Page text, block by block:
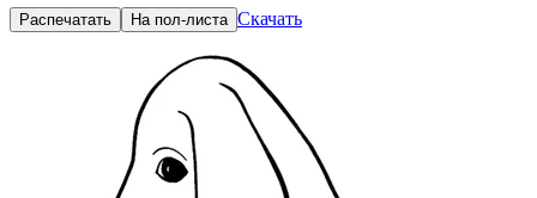
Распечатать На пол-листа Скачать